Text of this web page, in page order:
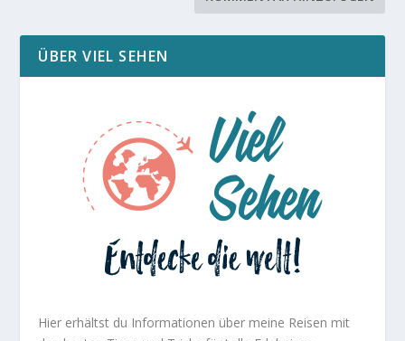
ÜBER VIEL SEHEN
Hier erhältst du Informationen über meine Reisen mit